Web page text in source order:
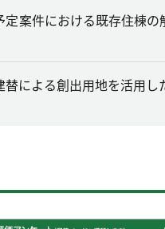
定案件における既存住棟の
替による創出用地を活用し